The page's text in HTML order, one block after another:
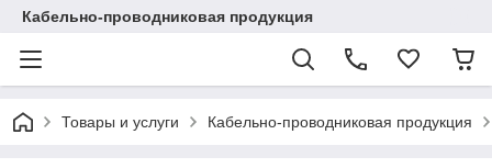
Кабельно-проводниковая продукция
Товары и услуги Кабельно-проводниковая продукция